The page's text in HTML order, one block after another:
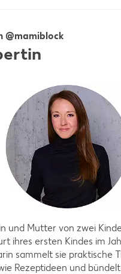
@mamiblock
und Mutter von zwei
ihres ersten Kindes im
sammelt sie praktische
Rezeptideen und